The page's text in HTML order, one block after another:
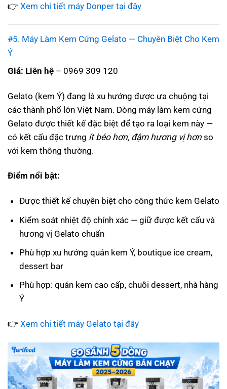
👉 Xem chi tiết máy Donper tại đây
#5. Máy Làm Kem Cứng Gelato — Chuyên Biệt Cho Kem
Ý
Giá: Liên hệ – 0969 309 120
Gelato (kem Ý) đang là xu hướng được ưa chuộng tại
các thành phố lớn Việt Nam. Dòng máy làm kem cứng
Gelato được thiết kế đặc biệt để tạo ra loại kem này —
có kết cấu đặc trưng ít béo hơn, đậm hương vị hơnso
với kem thông thường.
Điểm nổi bật:
Được thiết kế chuyên biệt cho công thức kem Gelato
Kiểm soát nhiệt độ chính xác — giữ được kết cấu và
hương vị Gelato chuẩn
Phù hợp xu hướng quán kem Ý, boutique ice cream,
dessert bar
Phù hợp: quán kem cao cấp, chuỗi dessert, nhà hàng
Ý
👉 Xem chi tiết máy Gelato tại đây